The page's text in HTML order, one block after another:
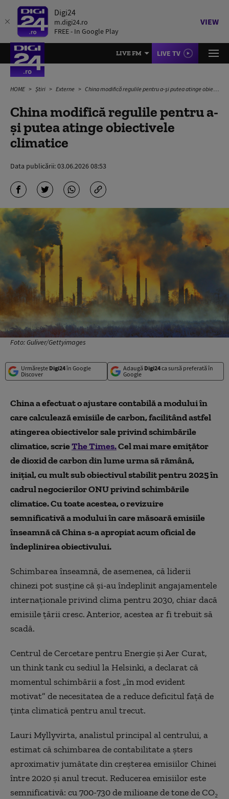
Digi24
m.digi24.ro
FREE - In Google Play
VIEW
LIVE FM LIVE TV
HOME Știri Externe China modifică regulile pentru a-și putea atinge obiectivele climatice
China modifică regulile pentru a-
și putea atinge obiectivele
climatice
Data publicării:03.06.2026 08:53
Foto: Guliver/Gettyimages
Urmărește Digi24în Google
Discover
Adaugă Digi24ca sursă preferată în
Google
China a efectuat o ajustare contabilă a modului în
care calculează emisiile de carbon, facilitând astfel
atingerea obiectivelor sale privind schimbările
climatice, scrieThe Times.Cel mai mare emițător
de dioxid de carbon din lume urma să rămână,
inițial, cu mult sub obiectivul stabilit pentru 2025 în
cadrul negocierilor ONU privind schimbările
climatice. Cu toate acestea, o revizuire
semnificativă a modului în care măsoară emisiile
înseamnă că China s-a apropiat acum oficial de
îndeplinirea obiectivului.
Schimbarea înseamnă, de asemenea, că liderii
chinezi pot susține că și-au îndeplinit angajamentele
internaționale privind clima pentru 2030, chiar dacă
emisiile țării cresc. Anterior, acestea ar fi trebuit să
scadă.
Centrul de Cercetare pentru Energie și Aer Curat,
un think tank cu sediul la Helsinki, a declarat că
momentul schimbării a fost „în mod evident
motivat” de necesitatea de a reduce deficitul față de
ținta climatică pentru anul trecut.
Lauri Myllyvirta, analistul principal al centrului, a
estimat că schimbarea de contabilitate a șters
aproximativ jumătate din creșterea emisiilor Chinei
între 2020 și anul trecut. Reducerea emisiilor este
semnificativă: cu 700-730 de milioane de tone de CO₂